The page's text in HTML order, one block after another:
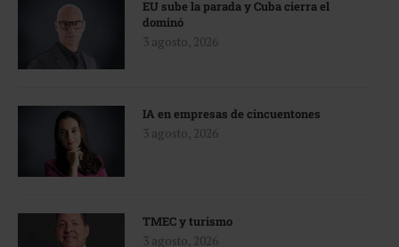
EU sube la parada y Cuba cierra el
dominó
3 agosto, 2026
IA en empresas de cincuentones
3 agosto, 2026
TMEC y turismo
3 agosto, 2026